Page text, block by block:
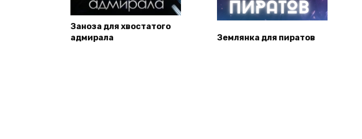
Заноза для хвостатого
адмирала
Землянка для пиратов